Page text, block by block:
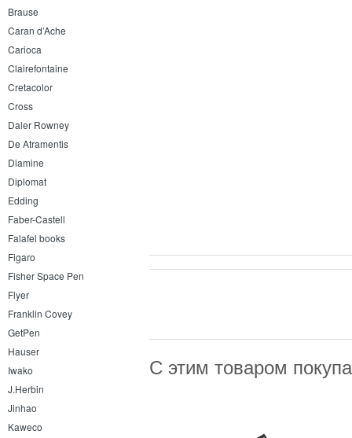
Brause
Caran d’Ache
Carioca
Clairefontaine
Cretacolor
Cross
Daler Rowney
De Atramentis
Diamine
Diplomat
Edding
Faber-Castell
Falafel books
Figaro
Fisher Space Pen
Flyer
Franklin Covey
GetPen
Hauser
Iwako
J.Herbin
Jinhao
Kaweco
С этим товаром